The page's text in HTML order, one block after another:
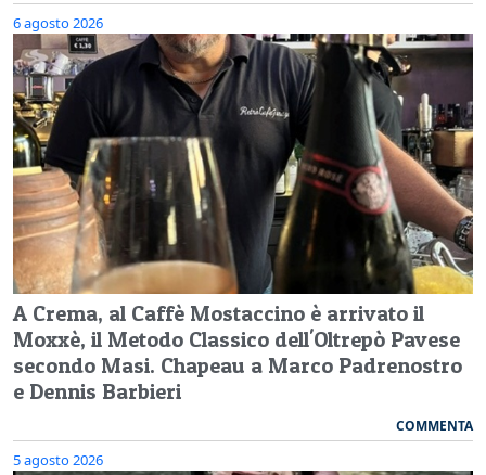
6 agosto 2026
A Crema, al Caffè Mostaccino è arrivato il
Moxxè, il Metodo Classico dell'Oltrepò Pavese
secondo Masi. Chapeau a Marco Padrenostro
e Dennis Barbieri
COMMENTA
5 agosto 2026